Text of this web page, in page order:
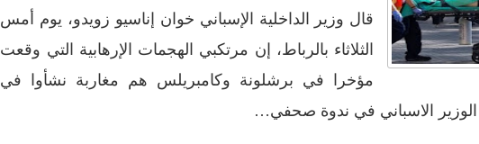
قال وزير الداخلية الإسباني خوان إناسيو زويدو، يوم أمس
الثلاثاء بالرباط، إن مرتكبي الهجمات الإرهابية التي وقعت
مؤخرا في برشلونة وكامبريلس هم مغاربة نشأوا في
الوزير الاسباني في ندوة صحفي…